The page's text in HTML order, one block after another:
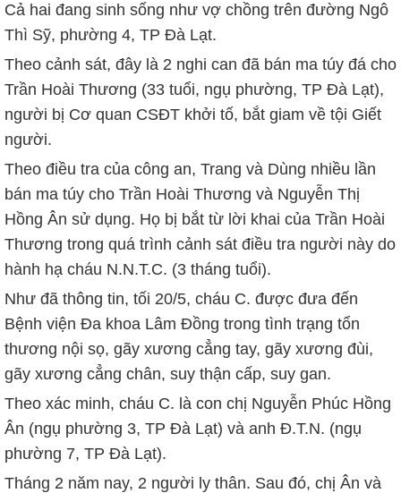
Cả hai đang sinh sống như vợ chồng trên đường Ngô
Thì Sỹ, phường 4, TP Đà Lạt.
Theo cảnh sát, đây là 2 nghi can đã bán ma túy đá cho
Trần Hoài Thương (33 tuổi, ngụ phường, TP Đà Lạt),
người bị Cơ quan CSĐT khởi tố, bắt giam về tội Giết
người.
Theo điều tra của công an, Trang và Dùng nhiều lần
bán ma túy cho Trần Hoài Thương và Nguyễn Thị
Hồng Ân sử dụng. Họ bị bắt từ lời khai của Trần Hoài
Thương trong quá trình cảnh sát điều tra người này do
hành hạ cháu N.N.T.C. (3 tháng tuổi).
Như đã thông tin, tối 20/5, cháu C. được đưa đến
Bệnh viện Đa khoa Lâm Đồng trong tình trạng tổn
thương nội sọ, gãy xương cẳng tay, gãy xương đùi,
gãy xương cẳng chân, suy thận cấp, suy gan.
Theo xác minh, cháu C. là con chị Nguyễn Phúc Hồng
Ân (ngụ phường 3, TP Đà Lạt) và anh Đ.T.N. (ngụ
phường 7, TP Đà Lạt).
Tháng 2 năm nay, 2 người ly thân. Sau đó, chị Ân và